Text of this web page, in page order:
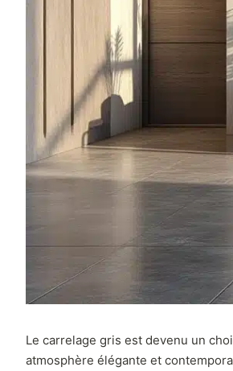
Le carrelage gris est devenu un
atmosphère élégante et